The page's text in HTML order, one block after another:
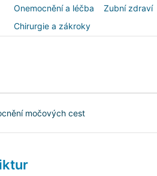
Onemocnění a léčba Zubní zdraví
Chirurgie a zákroky
močových cest